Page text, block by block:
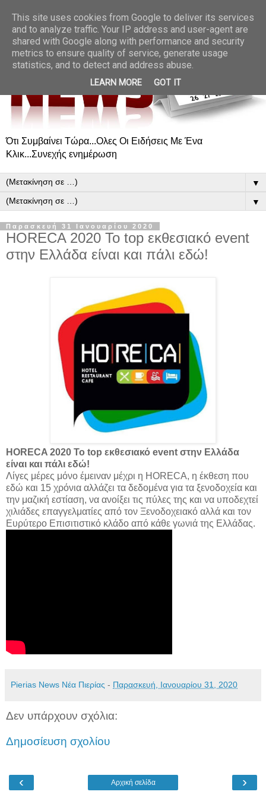
Ότι Συμβαίνει Τώρα...Ολες Οι Ειδήσεις Με Ένα
Κλικ...Συνεχής ενημέρωση
▼
▼
Παρασκευή 31 Ιανουαρίου 2020
HORECA 2020 Το top εκθεσιακό event
στην Ελλάδα είναι και πάλι εδώ!
HORECA 2020 Το top εκθεσιακό event στην Ελλάδα
είναι και πάλι εδώ!
Λίγες μέρες μόνο έμειναν μέχρι η HORECA, η έκθεση που
εδώ και 15 χρόνια αλλάζει τα δεδομένα για τα ξενοδοχεία και
την μαζική εστίαση, να ανοίξει τις πύλες της και να υποδεχτεί
χιλιάδες επαγγελματίες από τον Ξενοδοχειακό αλλά και τον
Ευρύτερο Επισιτιστικό κλάδο από κάθε γωνιά της Ελλάδας.
Pierias News Νέα Πιερίας - Παρασκευή, Ιανουαρίου 31, 2020
Δεν υπάρχουν σχόλια:
Δημοσίευση σχολίου
‹ ›
Αρχική σελίδα
This site uses cookies from Google to deliver its services
and to analyze traffic. Your IP address and user-agent are
shared with Google along with performance and security
metrics to ensure quality of service, generate usage
statistics, and to detect and address abuse.
LEARN MORE GOT IT